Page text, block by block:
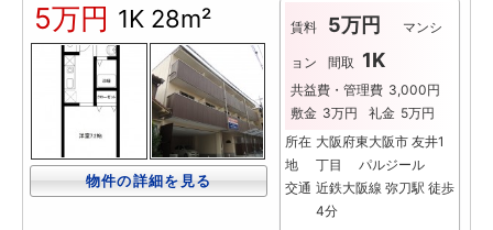
5万円 1K 28m²
物件の詳細を見る
賃料 5万円 マンシ
ョン 間取 1K
共益費・管理費 3,000円
敷金 3万円 礼金 5万円
所在
地
大阪府東大阪市 友井1
丁目 パルジール
交通 近鉄大阪線 弥刀駅 徒歩
4分